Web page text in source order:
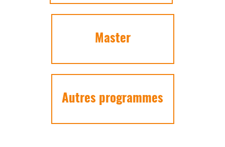
Master
Autres programmes